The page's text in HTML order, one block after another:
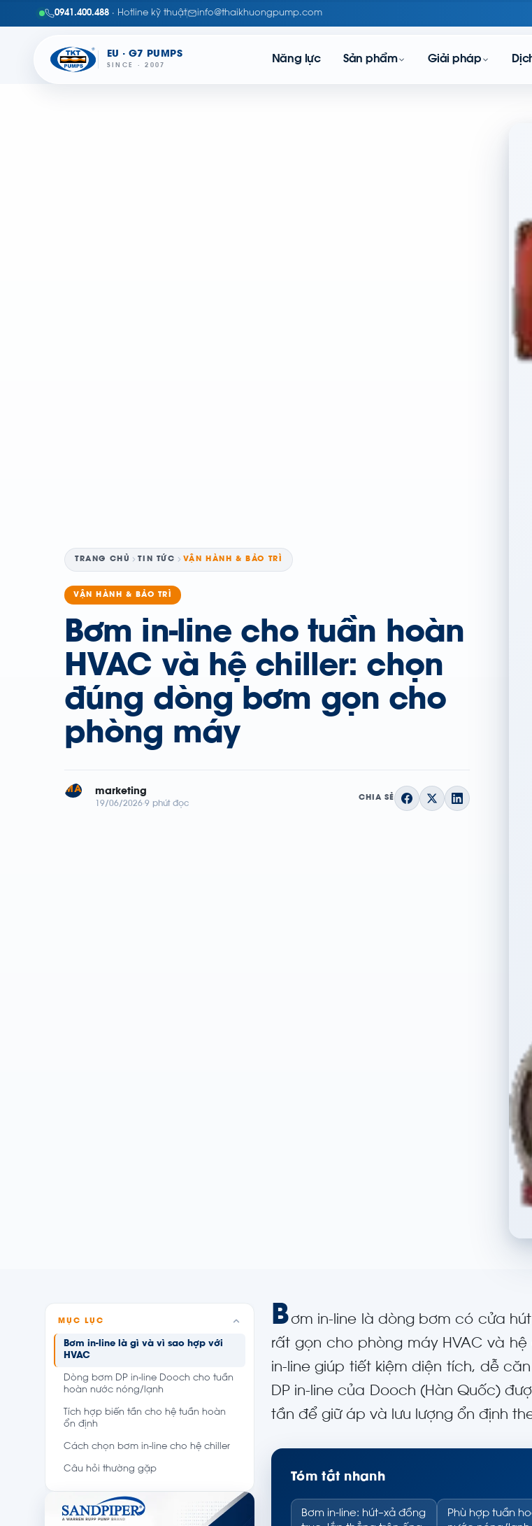
0941.400.488 · Hotline kỹ thuật info@thaikhuongpump.com
EU · G7 PUMPS
SINCE · 2007
Năng lực Sản phẩm Giải pháp
TRANG CHỦ TIN TỨC VẬN HÀNH & BẢO TRÌ
VẬN HÀNH & BẢO TRÌ
Bơm in-line cho tuần hoàn
HVAC và hệ chiller: chọn
đúng dòng bơm gọn cho
phòng máy
MA marketing
19/06/2026 9 phút đọc
CHIA SẺ
MỤC LỤC
Bơm in-line là gì và vì sao hợp với
HVAC
Dòng bơm DP in-line Dooch cho tuần
hoàn nước nóng/lạnh
Tích hợp biến tần cho hệ tuần hoàn
ổn định
Cách chọn bơm in-line cho hệ chiller
Câu hỏi thường gặp
Bơm in-line là dòng bơm có cửa
rất gọn cho phòng máy HVAC và
in-line giúp tiết kiệm diện tích, dễ
DP in-line của Dooch (Hàn Quốc)
tần để giữ áp và lưu lượng ổn định
Tóm tắt nhanh
Bơm in-line: hút–xả đồng
Phù hợp tuần